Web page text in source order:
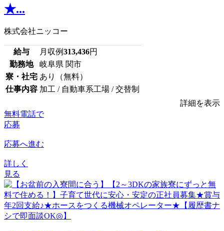
★...
株式会社ニッコー
給与 月収例313,436円
勤務地
岐阜県 関市
寮・社宅 あり（無料）
仕事内容 加工 / 自動車系工場 / 交替制
詳細を表示
無料電話で
応募
応募へ進む
詳しく
見る